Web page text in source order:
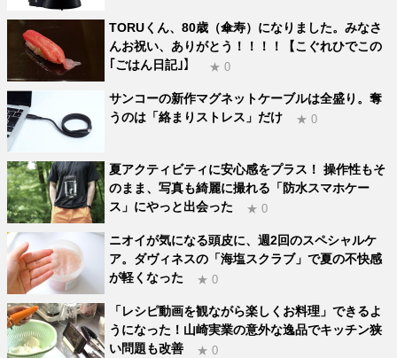
TORUくん、80歳（傘寿）になりました。みなさ
んお祝い、ありがとう！！！！【こぐれひでこの
｢ごはん日記｣】
★ 0
サンコーの新作マグネットケーブルは全盛り。奪
うのは「絡まりストレス」だけ
★ 0
夏アクティビティに安心感をプラス！ 操作性もそ
のまま、写真も綺麗に撮れる「防水スマホケー
ス」にやっと出会った
★ 0
ニオイが気になる頭皮に、週2回のスペシャルケ
ア。ダヴィネスの「海塩スクラブ」で夏の不快感
が軽くなった
★ 0
「レシピ動画を観ながら楽しくお料理」できるよ
うになった！山崎実業の意外な逸品でキッチン狭
い問題も改善
★ 0